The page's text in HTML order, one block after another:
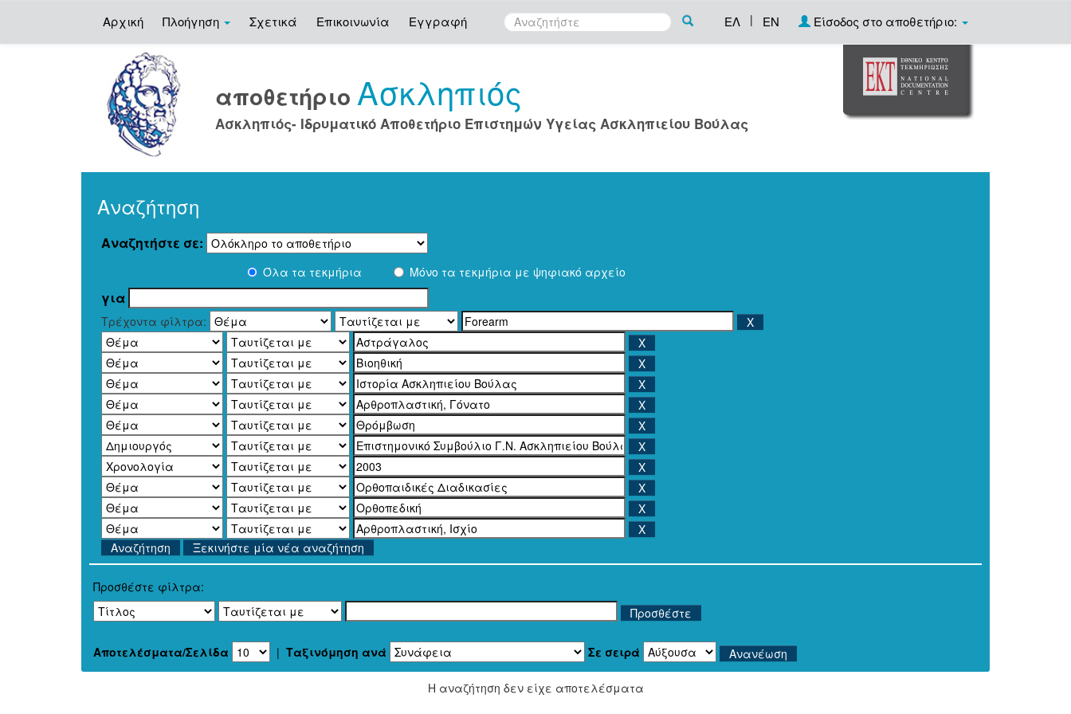
Αρχική Πλοήγηση Σχετικά Επικοινωνία Εγγραφή ΕΛ | EN Είσοδος στο αποθετήριο:
αποθετήριοΑσκληπιός
Ασκληπιός- Ιδρυματικό Αποθετήριο Επιστημών Υγείας Ασκληπιείου Βούλας
Αναζήτηση
Αναζητήστε σε:
Όλα τα τεκμήρια Μόνο τα τεκμήρια με ψηφιακό αρχείο
για
Τρέχοντα φίλτρα:
Ξεκινήστε μία νέα αναζήτηση
Προσθέστε φίλτρα:
Αποτελέσματα/Σελίδα | Ταξινόμηση ανά Σε σειρά
Η αναζήτηση δεν είχε αποτελέσματα